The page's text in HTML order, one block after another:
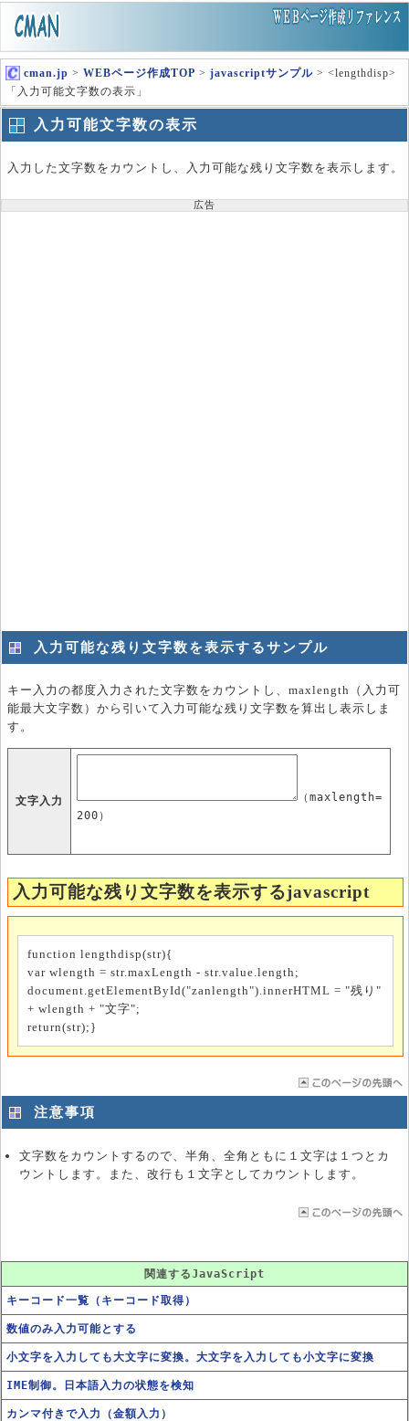
cman.jp > WEBページ作成TOP > javascriptサンプル > <lengthdisp>
「入力可能文字数の表示」
入力可能文字数の表示
入力した文字数をカウントし、入力可能な残り文字数を表示します。
広告
入力可能な残り文字数を表示するサンプル
キー入力の都度入力された文字数をカウントし、maxlength（入力可
能最大文字数）から引いて入力可能な残り文字数を算出し表示しま
す。
文字入力
（maxlength=
200）
入力可能な残り文字数を表示するjavascript
function lengthdisp(str){
var wlength = str.maxLength - str.value.length;
document.getElementById("zanlength").innerHTML = "残り"
+ wlength + "文字";
return(str);}
注意事項
文字数をカウントするので、半角、全角ともに１文字は１つとカ
ウントします。また、改行も１文字としてカウントします。
関連するJavaScript
キーコード一覧（キーコード取得）
数値のみ入力可能とする
小文字を入力しても大文字に変換。大文字を入力しても小文字に変換
IME制御。日本語入力の状態を検知
カンマ付きで入力（金額入力）